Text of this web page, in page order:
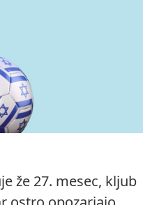
že 27. mesec, kljub